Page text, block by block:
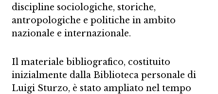
discipline sociologiche, storiche,
antropologiche e politiche in ambito
nazionale e internazionale.
Il materiale bibliografico, costituito
inizialmente dalla Biblioteca personale di
Luigi Sturzo, è stato ampliato nel tempo